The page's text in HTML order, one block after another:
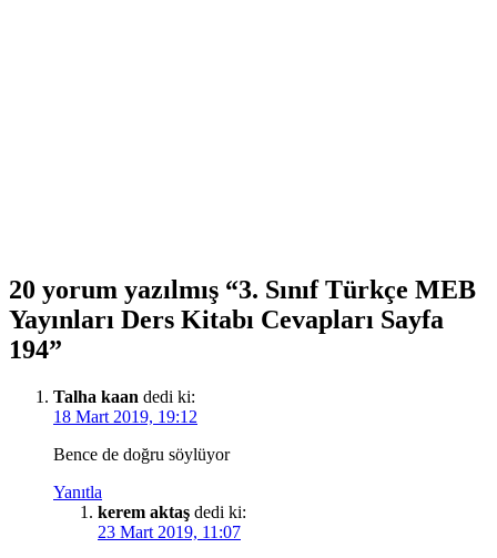
20 yorum yazılmış “3. Sınıf Türkçe MEB
Yayınları Ders Kitabı Cevapları Sayfa
194”
Talha kaan dedi ki:
18 Mart 2019, 19:12
Bence de doğru söylüyor
Yanıtla
kerem aktaş dedi ki:
23 Mart 2019, 11:07